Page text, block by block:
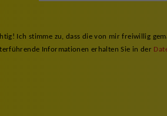
Ich stimme zu, dass die von mir freiwillig
Informationen erhalten Sie in der